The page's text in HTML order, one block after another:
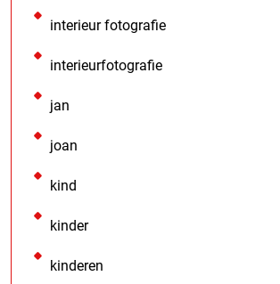
interieur fotografie
interieurfotografie
jan
joan
kind
kinder
kinderen